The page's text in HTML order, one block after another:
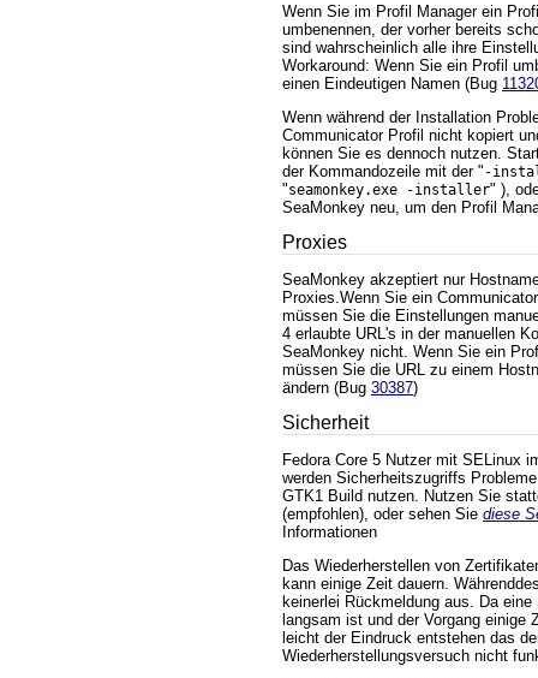
Wenn Sie im Profil Manager ein
umbenennen, der vorher bereits
sind wahrscheinlich alle ihre
Workaround: Wenn Sie ein Profil
einen Eindeutigen Namen (Bug
Wenn während der Installation
Communicator Profil nicht kopiert
können Sie es dennoch nutzen.
der Kommandozeile mit der " -
"seamonkey.exe -installer" ),
SeaMonkey neu, um den Profil
Proxies
SeaMonkey akzeptiert nur
Proxies.Wenn Sie ein
müssen Sie die Einstellungen
4 erlaubte URL's in der manuellen
SeaMonkey nicht. Wenn Sie ein
müssen Sie die URL zu einem
ändern (Bug 30387)
Sicherheit
Fedora Core 5 Nutzer mit SELinux
werden Sicherheitszugriffs
GTK1 Build nutzen. Nutzen Sie
(empfohlen), oder sehen Sie diese
Informationen
Das Wiederherstellen von
kann einige Zeit dauern.
keinerlei Rückmeldung aus. Da
langsam ist und der Vorgang einige
leicht der Eindruck entstehen das
Wiederherstellungsversuch nicht